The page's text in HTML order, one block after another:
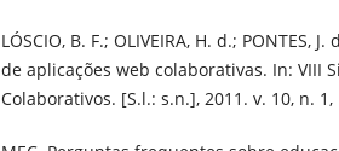
LÓSCIO, B. F.; OLIVEIRA, H. d.; PONTES,
de aplicações web colaborativas. In: VIII
Colaborativos. [S.l.: s.n.], 2011. v. 10, n. 1,